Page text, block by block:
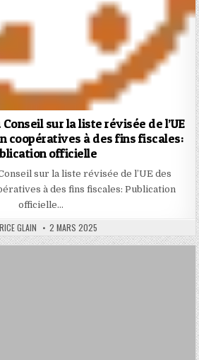
sur la liste révisée de l’UE
coopératives à des fins fiscales:
officielle
sur la liste révisée de l’UE des
à des fins fiscales: Publication
officielle…
GLAIN PUBLISHED
DATE:
2 MARS 2025